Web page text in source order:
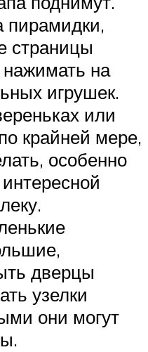
пирамидки,
страницы
нажимать на
игрушек.
или
крайней мере,
особенно
дверцы
узелки
они могут